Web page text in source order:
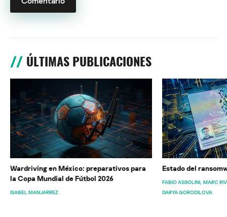
ÚLTIMAS PUBLICACIONES
Wardriving en México: preparativos para
la Copa Mundial de Fútbol 2026
ISABEL MANJARREZ
Estado del
FABIO ASSOLINI MARC
DARYA GORODILOVA